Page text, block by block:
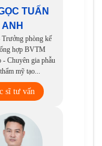
TUẤN
ANH
Trưởng phòng kế
hợp BVTM
- Chuyên gia phẫu
mỹ tạo...
sĩ tư vấn